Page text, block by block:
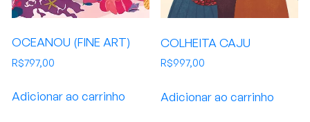
OCEANOU (FINE ART)
R$797,00
Adicionar ao carrinho
COLHEITA CAJU
R$997,00
Adicionar ao carrinho